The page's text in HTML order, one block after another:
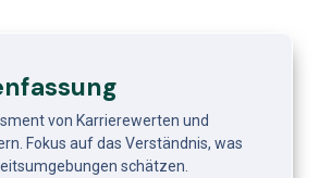
von Karrierewerten und
Fokus auf das Verständnis, was
schätzen.